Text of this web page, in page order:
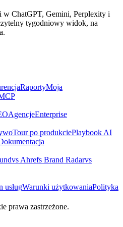
w ChatGPT, Gemini, Perplexity i
tygodniowy widok, na
RaportyMoja
AgencjeEnterprise
Tour po produkciePlaybook AI
vs Ahrefs Brand Radarvs
usługWarunki użytkowaniaPolityka
prawa zastrzeżone.